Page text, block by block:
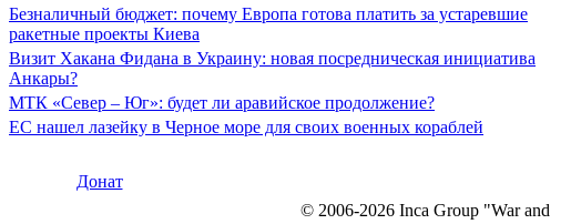
Безналичный бюджет: почему Европа готова платить за устаревшие
ракетные проекты Киева
Визит Хакана Фидана в Украину: новая посредническая инициатива
Анкары?
МТК «Север – Юг»: будет ли аравийское продолжение?
ЕС нашел лазейку в Черное море для своих военных кораблей
Донат
© 2006-2026 Inca Group "War and